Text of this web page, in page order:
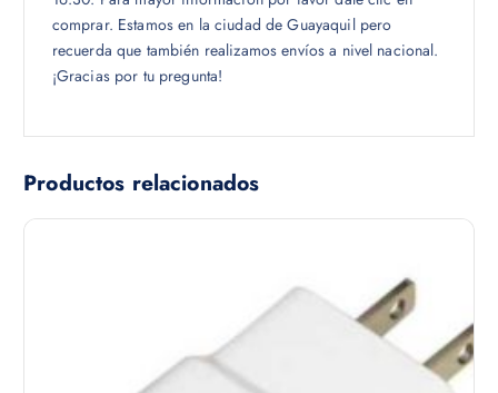
comprar. Estamos en la ciudad de Guayaquil pero
recuerda que también realizamos envíos a nivel nacional.
¡Gracias por tu pregunta!
Productos relacionados